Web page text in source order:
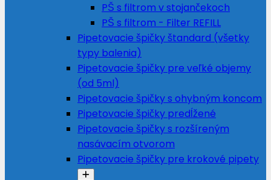
PŠ s filtrom v stojančekoch
PŠ s filtrom - Filter REFILL
Pipetovacie špičky štandard (všetky
typy balenia)
Pipetovacie špičky pre veľké objemy
(od 5ml)
Pipetovacie špičky s ohybným koncom
Pipetovacie špičky predĺžené
Pipetovacie špičky s rozšíreným
nasávacím otvorom
Pipetovacie špičky pre krokové pipety